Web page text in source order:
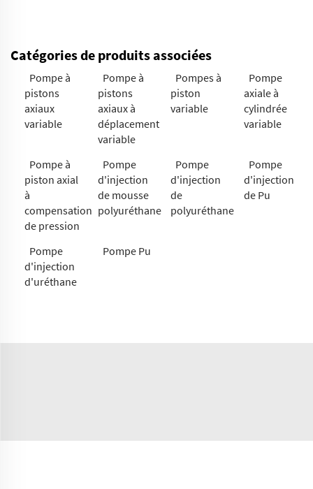
Catégories de produits associées
Pompe à
pistons
axiaux
variable
Pompe à
pistons
axiaux à
déplacement
variable
Pompes à
piston
variable
Pompe
axiale à
cylindrée
variable
Pompe à
piston axial
à
compensation
de pression
Pompe
d'injection
de mousse
polyuréthane
Pompe
d'injection
de
polyuréthane
Pompe
d'injection
de Pu
Pompe
d'injection
d'uréthane
Pompe Pu